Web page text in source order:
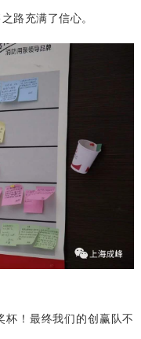
路充满了信心。
杯！最终我们的创赢队不